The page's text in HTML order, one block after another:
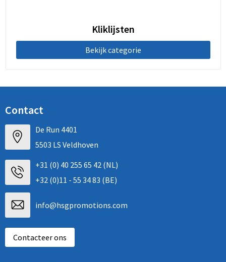
Kliklijsten
Bekijk categorie
Contact
De Run 4401
5503 LS Veldhoven
+31 (0) 40 255 65 42 (NL)
+32 (0)11 - 55 34 83 (BE)
info@hsgpromotions.com
Contacteer ons